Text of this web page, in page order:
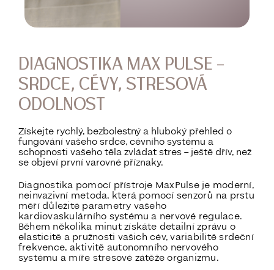
DIAGNOSTIKA MAX PULSE –
SRDCE, CÉVY, STRESOVÁ
ODOLNOST
Získejte rychlý, bezbolestný a hluboký přehled o
fungování vašeho srdce, cévního systému a
schopnosti vašeho těla zvládat stres – ještě dřív, než
se objeví první varovné příznaky.
Diagnostika pomocí přístroje MaxPulseje moderní,
neinvazivní metoda, která pomocí senzorů na prstu
měří důležité parametry vašeho
kardiovaskulárního systému a nervové regulace.
Během několika minut získáte detailní zprávu o
elasticitě a pružnosti vašich cév, variabilitě srdeční
frekvence, aktivitě autonomního nervového
systému a míře stresové zátěže organizmu.